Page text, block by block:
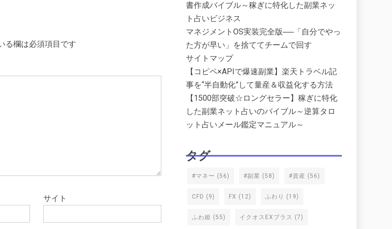
る欄は必須項目です
サイト
書作成バイブル～稼ぎに特化した副業ネッ
ト占いビジネス
マネジメントOS実装完全版──「自分でやっ
た方が早い」を捨ててチームで回す
サイトマップ
【コピペ×APIで爆速副業】楽天トラベル記
事を“半自動化”して量産＆収益化する方法
【1500部突破☆ロングセラー】稼ぎに特化
した副業ネット占いのバイブル～逆算タロ
ット占いメール鑑定マニュアル～
タグ
#マネー (56) #副業 (58) #資産 (56)
CFD (9) FX (12) ふわり (19)
ふわ姫 (55) イクオスEXプラス (7)